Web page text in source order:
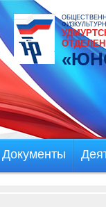
Документы